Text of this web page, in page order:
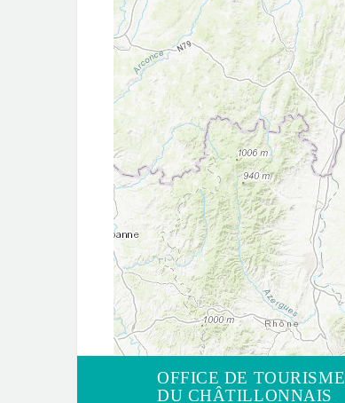
OFFICE DE TOURISME
DU CHÂTILLONNAIS